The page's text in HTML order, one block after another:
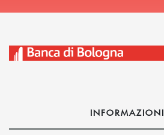
INFORMAZIONI